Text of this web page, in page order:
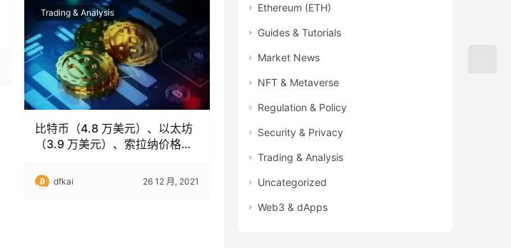
Trading & Analysis
比特币（4.8 万美元）、以太坊
（3.9 万美元）、索拉纳价格分
dfkai 26 12 月, 2021
Ethereum (ETH)
Guides & Tutorials
Market News
NFT & Metaverse
Regulation & Policy
Security & Privacy
Trading & Analysis
Uncategorized
Web3 & dApps